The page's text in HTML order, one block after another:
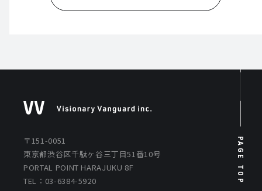
PAGE TOP
〒151-0051
東京都渋谷区千駄ヶ谷三丁目51番10号
PORTAL POINT HARAJUKU 8F
TEL：03-6384-5920